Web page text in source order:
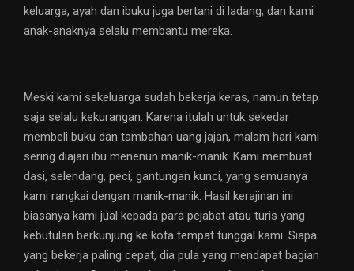
keluarga, ayah dan ibuku juga bertani di ladang, dan kami
anak-anaknya selalu membantu mereka.
Meski kami sekeluarga sudah bekerja keras, namun tetap
saja selalu kekurangan. Karena itulah untuk sekedar
membeli buku dan tambahan uang jajan, malam hari kami
sering diajari ibu menenun manik-manik. Kami membuat
dasi, selendang, peci, gantungan kunci, yang semuanya
kami rangkai dengan manik-manik. Hasil kerajinan ini
biasanya kami jual kepada para pejabat atau turis yang
kebutulan berkunjung ke kota tempat tunggal kami. Siapa
yang bekerja paling cepat, dia pula yang mendapat bagian